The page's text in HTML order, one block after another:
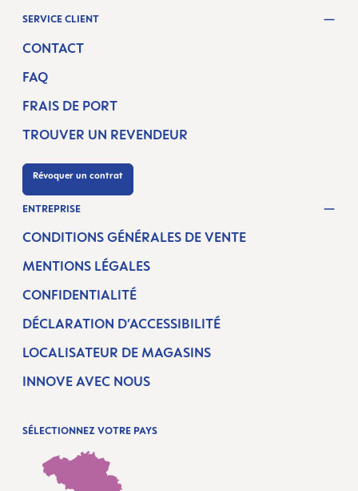
SERVICE CLIENT
CONTACT
FAQ
FRAIS DE PORT
TROUVER UN REVENDEUR
Révoquer un contrat
ENTREPRISE
CONDITIONS GÉNÉRALES DE VENTE
MENTIONS LÉGALES
CONFIDENTIALITÉ
DÉCLARATION D’ACCESSIBILITÉ
LOCALISATEUR DE MAGASINS
INNOVE AVEC NOUS
SÉLECTIONNEZ VOTRE PAYS